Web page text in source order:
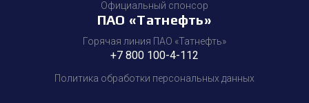
Официальный спонсор
ПАО «Татнефть»
Горячая линия ПАО «Татнефть»
+7 800 100-4-112
Политика обработки персональных данных